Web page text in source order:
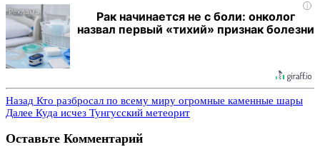
i
Рак начинается не с боли: онколог
назвал первый «тихий» признак болезни
Назад Кто разбросал по всему миру огромные каменные шары
Далее Куда исчез Тунгусский метеорит
Оставьте Комментарий